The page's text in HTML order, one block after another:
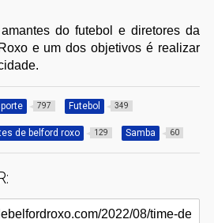
do futebol e diretores da
e um dos objetivos é realizar
797 Futebol 349
de belford roxo 129 Samba 60